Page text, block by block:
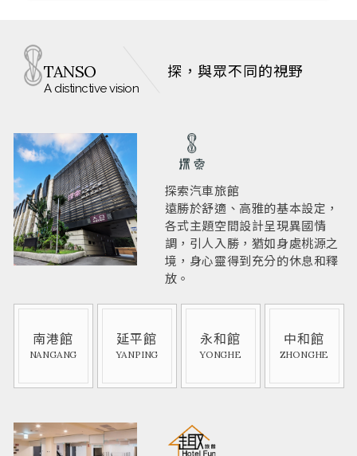
TANSO
A distinctive vision
探，與眾不同的視野
探索汽車旅館
遠勝於舒適、高雅的基本設定，
各式主題空間設計呈現異國情
調，引人入勝，猶如身處桃源之
境，身心靈得到充分的休息和釋
放。
南港館
NANGANG
延平館
YANPING
永和館
YONGHE
中和館
ZHONGHE